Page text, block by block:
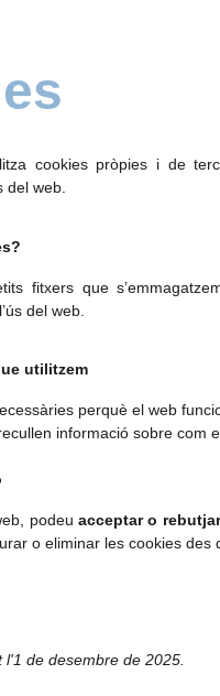
cookies pròpies i de
del web.
fitxers que
del web.
utilitzem
perquè el web
informació sobre com
podeu acceptar o
o eliminar les cookies
de desembre de 2025.